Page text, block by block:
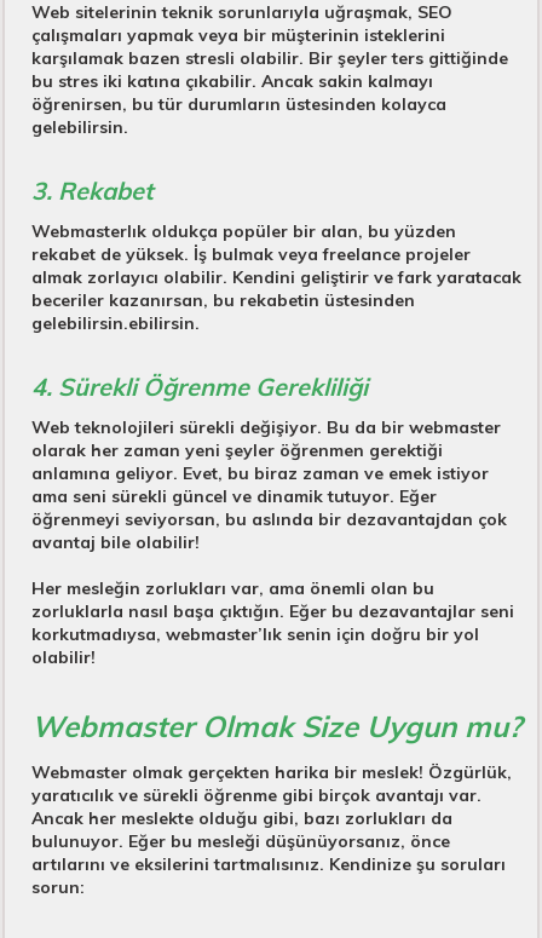
Web sitelerinin teknik sorunlarıyla uğraşmak, SEO
çalışmaları yapmak veya bir müşterinin isteklerini
karşılamak bazen stresli olabilir. Bir şeyler ters gittiğinde
bu stres iki katına çıkabilir. Ancak sakin kalmayı
öğrenirsen, bu tür durumların üstesinden kolayca
gelebilirsin.
3. Rekabet
Webmasterlık oldukça popüler bir alan, bu yüzden
rekabet de yüksek. İş bulmak veya freelance projeler
almak zorlayıcı olabilir. Kendini geliştirir ve fark yaratacak
beceriler kazanırsan, bu rekabetin üstesinden
gelebilirsin.ebilirsin.
4. Sürekli Öğrenme Gerekliliği
Web teknolojileri sürekli değişiyor. Bu da bir webmaster
olarak her zaman yeni şeyler öğrenmen gerektiği
anlamına geliyor. Evet, bu biraz zaman ve emek istiyor
ama seni sürekli güncel ve dinamik tutuyor. Eğer
öğrenmeyi seviyorsan, bu aslında bir dezavantajdan çok
avantaj bile olabilir!
Her mesleğin zorlukları var, ama önemli olan bu
zorluklarla nasıl başa çıktığın. Eğer bu dezavantajlar seni
korkutmadıysa, webmaster’lık senin için doğru bir yol
olabilir!
Webmaster Olmak Size Uygun mu?
Webmaster olmak gerçekten harika bir meslek! Özgürlük,
yaratıcılık ve sürekli öğrenme gibi birçok avantajı var.
Ancak her meslekte olduğu gibi, bazı zorlukları da
bulunuyor. Eğer bu mesleği düşünüyorsanız, önce
artılarını ve eksilerini tartmalısınız. Kendinize şu soruları
sorun: